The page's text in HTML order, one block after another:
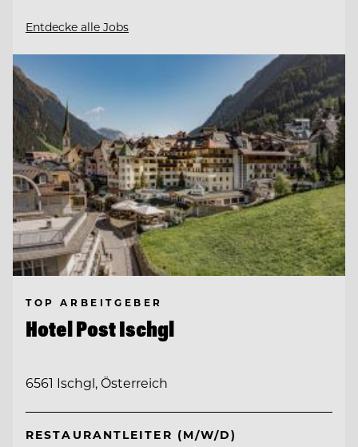
Entdecke alle Jobs
TOP ARBEITGEBER
Hotel Post Ischgl
6561 Ischgl, Österreich
RESTAURANTLEITER (M/W/D)